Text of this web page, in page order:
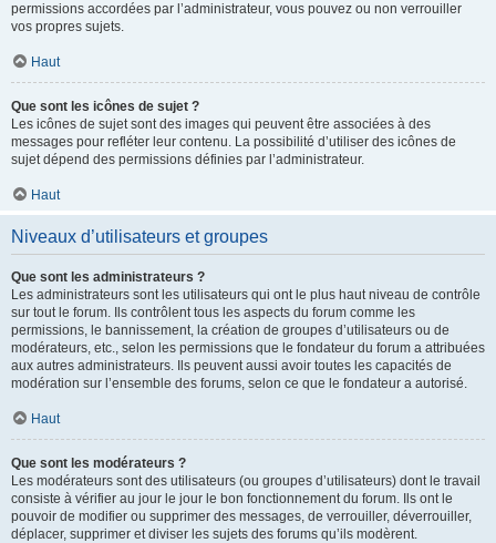
permissions accordées par l’administrateur, vous pouvez ou non verrouiller
vos propres sujets.
Haut
Que sont les icônes de sujet ?
Les icônes de sujet sont des images qui peuvent être associées à des
messages pour refléter leur contenu. La possibilité d’utiliser des icônes de
sujet dépend des permissions définies par l’administrateur.
Haut
Niveaux d’utilisateurs et groupes
Que sont les administrateurs ?
Les administrateurs sont les utilisateurs qui ont le plus haut niveau de contrôle
sur tout le forum. Ils contrôlent tous les aspects du forum comme les
permissions, le bannissement, la création de groupes d’utilisateurs ou de
modérateurs, etc., selon les permissions que le fondateur du forum a attribuées
aux autres administrateurs. Ils peuvent aussi avoir toutes les capacités de
modération sur l’ensemble des forums, selon ce que le fondateur a autorisé.
Haut
Que sont les modérateurs ?
Les modérateurs sont des utilisateurs (ou groupes d’utilisateurs) dont le travail
consiste à vérifier au jour le jour le bon fonctionnement du forum. Ils ont le
pouvoir de modifier ou supprimer des messages, de verrouiller, déverrouiller,
déplacer, supprimer et diviser les sujets des forums qu’ils modèrent.